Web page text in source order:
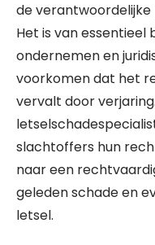
de
Het is van
ondernemen en
voorkomen dat het
vervalt door
slachtoffers hun
naar een
geleden schade en
letsel.